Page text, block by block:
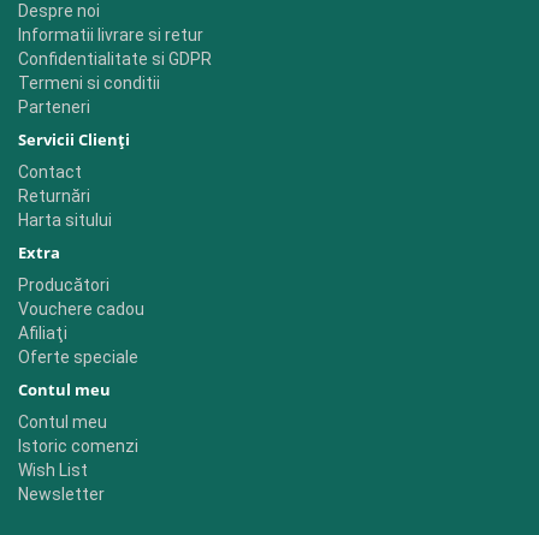
Despre noi
Informatii livrare si retur
Confidentialitate si GDPR
Termeni si conditii
Parteneri
Servicii Clienţi
Contact
Returnări
Harta sitului
Extra
Producători
Vouchere cadou
Afiliaţi
Oferte speciale
Contul meu
Contul meu
Istoric comenzi
Wish List
Newsletter